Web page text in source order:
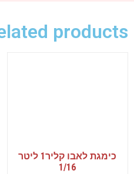
products
כימגת לאבו קליר1 ליטר
1/16